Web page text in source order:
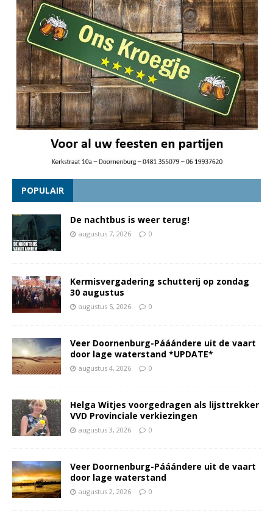
POPULAIR
De nachtbus is weer terug!
augustus 7, 2026 0
Kermisvergadering schutterij op zondag
30 augustus
augustus 5, 2026 0
Veer Doornenburg-Pááándere uit de vaart
door lage waterstand *UPDATE*
augustus 4, 2026 0
Helga Witjes voorgedragen als lijsttrekker
VVD Provinciale verkiezingen
augustus 3, 2026 0
Veer Doornenburg-Pááándere uit de vaart
door lage waterstand
augustus 2, 2026 0